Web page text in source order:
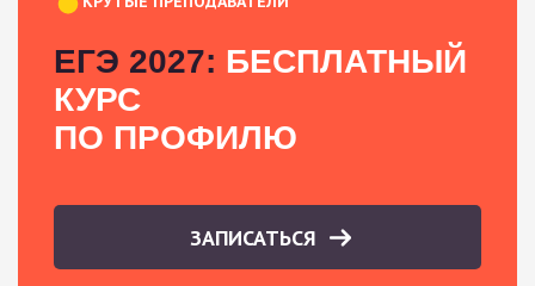
ЕГЭ 2027: БЕСПЛАТНЫЙ
КУРС
ПО ПРОФИЛЮ
ЗАПИСАТЬСЯ